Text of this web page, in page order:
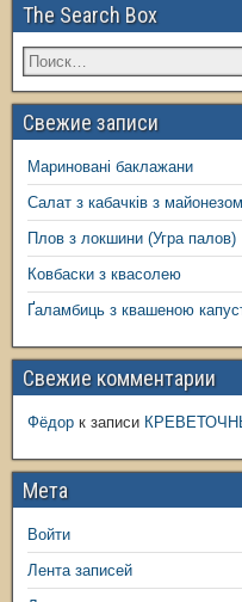
The Search Box
Свежие записи
Мариновані баклажани
Салат з кабачків з майонезом
Плов з локшини (Угра палов)
Ковбаски з квасолею
Ґаламбиць з квашеною
Свежие комментарии
Фёдор к записи
Мета
Войти
Лента записей